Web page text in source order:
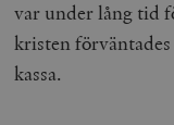
var under lång tid
kristen
kassa.